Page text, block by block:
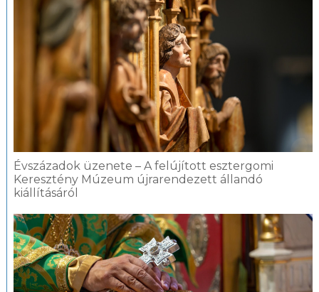
Évszázadok üzenete – A felújított esztergomi
Keresztény Múzeum újrarendezett állandó
kiállításáról